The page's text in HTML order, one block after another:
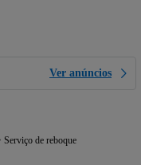
Ver anúncios
Serviço de reboque